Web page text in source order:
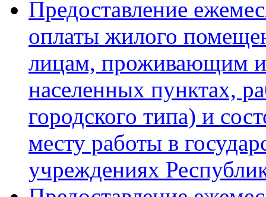
Предоставление
оплаты жилого
лицам, проживающим
населенных пунктах,
городского типа) и
месту работы в
учреждениях